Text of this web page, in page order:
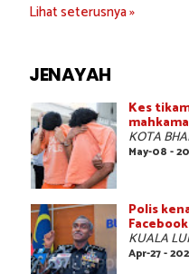
Lihat seterusnya »
JENAYAH
Kes
KOTA
May-08 -
Polis
KUALA
Apr-27 -